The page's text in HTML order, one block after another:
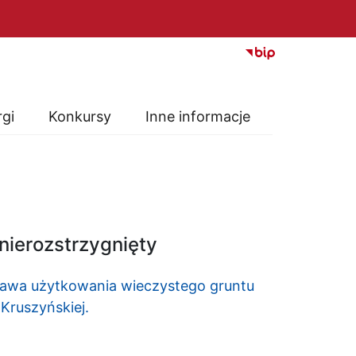
Konkursy Inne informacje
użytkowania wieczystego gruntu